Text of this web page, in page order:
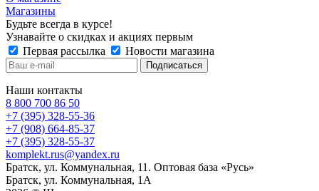
Магазины
Будьте всегда в курсе!
Узнавайте о скидках и акциях первым
Первая рассылка
Новости магазина
Наши контакты
8 800 700 86 50
+7 (395) 328-55-36
+7 (908) 664-85-37
+7 (395) 328-55-37
komplekt.rus@yandex.ru
Братск, ул. Коммунальная, 11. Оптовая база «Русь»
Братск, ул. Коммунальная, 1А